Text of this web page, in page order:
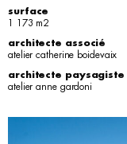
surface
1 173 m2
architecte associé
atelier catherine boidevaix
architecte paysagiste
atelier anne gardoni